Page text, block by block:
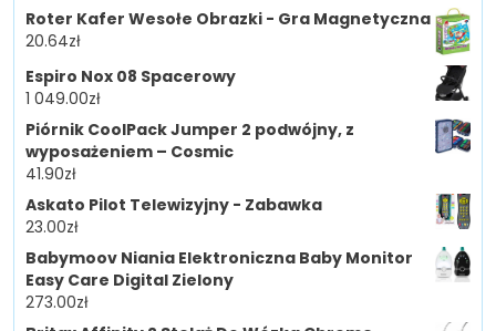
Roter Kafer Wesołe Obrazki - Gra Magnetyczna
20.64zł
Espiro Nox 08 Spacerowy
1 049.00zł
Piórnik CoolPack Jumper 2 podwójny, z
wyposażeniem – Cosmic
41.90zł
Askato Pilot Telewizyjny - Zabawka
23.00zł
Babymoov Niania Elektroniczna Baby Monitor
Easy Care Digital Zielony
273.00zł